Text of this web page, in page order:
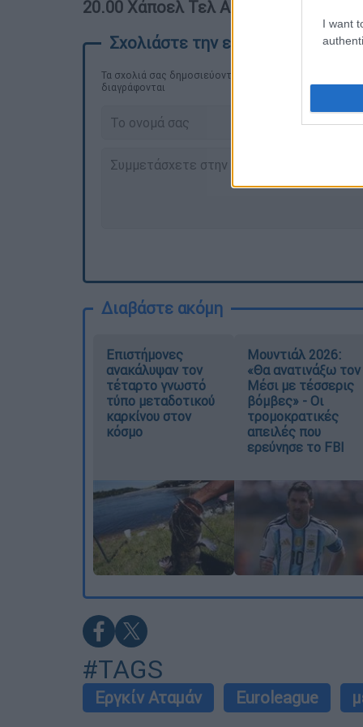
I want
20.00 Χάποελ Τελ Αβίβ -
Τα σχολιά σας δημοσιεύονται άμεσα με δική σας
διαγράφονται
Διαβάστε ακόμη
Επιστήμονες
ανακάλυψαν τον
τέταρτο γνωστό
τύπο μεταδοτικού
καρκίνου στον
κόσμο
Μουντιάλ 2026:
«Θα ανατινάξω τον
Μέσι με τέσσερις
βόμβες» - Οι
τρομοκρατικές
απειλές που
ερεύνησε το FBI
#TAGS
Εργκίν Αταμάν Euroleague